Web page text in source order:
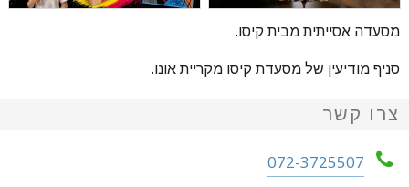
מסעדה אסייתית מבית קיסו.
סניף מודיעין של מסעדת קיסו מקריית אונו.
צרו קשר
072-3725507